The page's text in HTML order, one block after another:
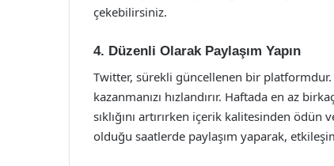
çekebilirsiniz.
4. Düzenli Olarak Paylaşım Yapın
Twitter, sürekli güncellenen bir
kazanmanızı hızlandırır. Haftada en az
sıklığını artırırken içerik kalitesinden
olduğu saatlerde paylaşım yaparak,